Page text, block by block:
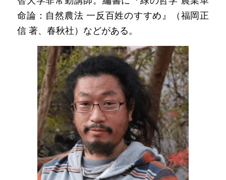
命論：自然農法 一反百姓のすすめ』（福岡正
信 著、春秋社）などがある。